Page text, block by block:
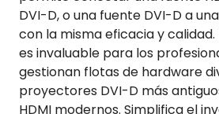
DVI-D, o una fuente DVI-D a
con la misma eficacia y
es invaluable para los
gestionan flotas de hardware
proyectores DVI-D más
HDMI modernos. Simplifica el